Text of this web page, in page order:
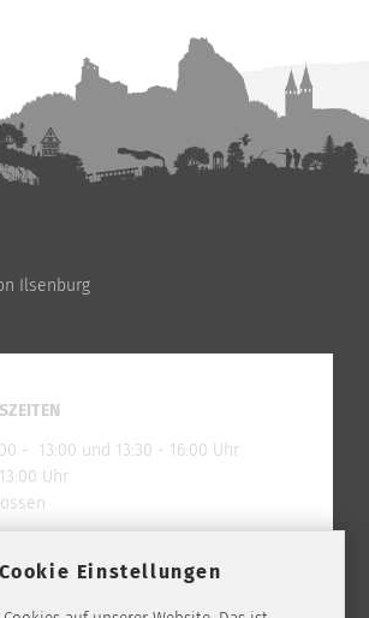
Ilsenburg
- 13:00 und 13:30 - 16:00 Uhr
Uhr
Cookie Einstellungen